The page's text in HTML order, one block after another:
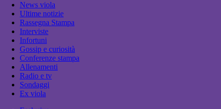
News viola
Ultime notizie
Rassegna Stampa
Interviste
Infortuni
Gossip e curiosità
Conferenze stampa
Allenamenti
Radio e tv
Sondaggi
Ex viola